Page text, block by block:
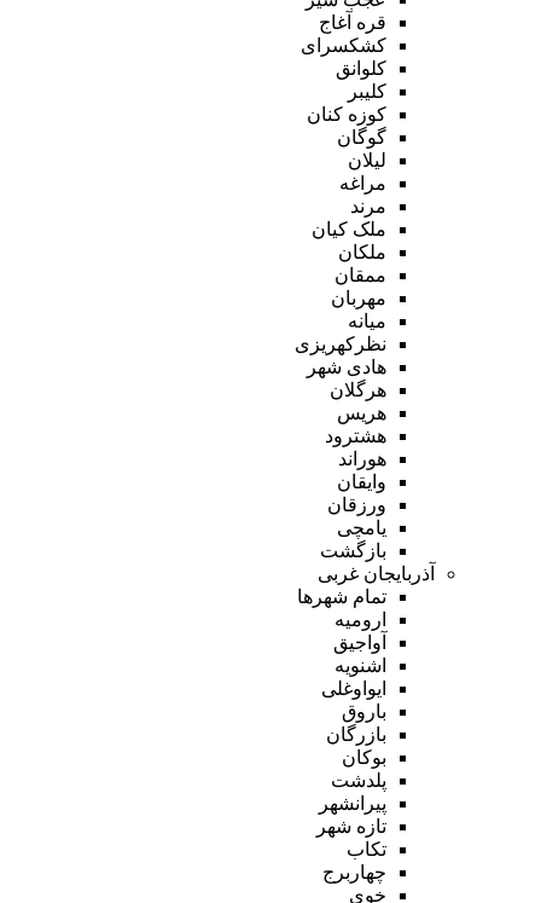
قره آغاج
کشکسرای
کلوانق
کلیبر
کوزه کنان
گوگان
لیلان
مراغه
مرند
ملک کیان
ملکان
ممقان
مهربان
میانه
نظرکهریزی
هادی شهر
هرگلان
هریس
هشترود
هوراند
وایقان
ورزقان
یامچی
بازگشت
آذربایجان غربی
تمام شهر‌ها
ارومیه
آواجیق
اشنویه
ایواوغلی
باروق
بازرگان
بوکان
پلدشت
پیرانشهر
تازه شهر
تکاب
چهاربرج
خوی